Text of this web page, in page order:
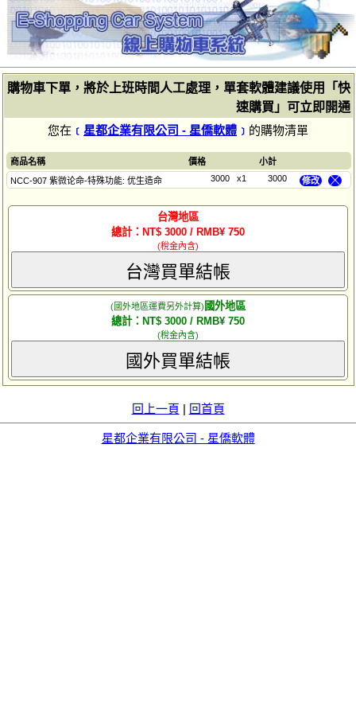
購物車下單，將於上班時間人工處理，單套軟體建議使用「快
速購買」可立即開通
您在 ﹝ 星都企業有限公司 - 星僑軟體 ﹞ 的購物清單
商品名稱 價格
小計
NCC-907 紫微论命-特殊功能: 优生造命
3000 x1 3000 ╳
修改
台灣地區
總計：NT$ 3000 / RMB¥ 750
(稅金內含)
台灣買單結帳
(國外地區運費另外計算) 國外地區
總計：NT$ 3000 / RMB¥ 750
(稅金內含)
國外買單結帳
回上一頁 | 回首頁
星都企業有限公司 - 星僑軟體